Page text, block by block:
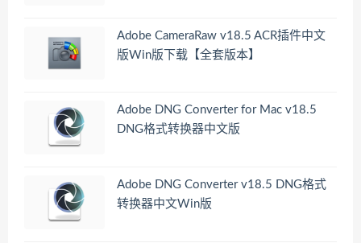
Adobe CameraRaw v18.5 ACR插件中文
版Win版下载【全套版本】
Adobe DNG Converter for Mac v18.5
DNG格式转换器中文版
Adobe DNG Converter v18.5 DNG格式
转换器中文Win版